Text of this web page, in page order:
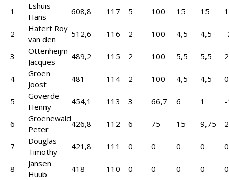
1
Eshuis
Hans
608,8 117 5 100 15 15 1
2
Hatert Roy
van den
512,6 116 2 100 4,5 4,5
3
Ottenheijm
Jacques
489,2 115 2 100 5,5 5,5 2
4
Groen
Joost
481 114 2 100 4,5 4,5 0
5
Goverde
Henny
454,1 113 3 66,7 6 1
6
Groenewald
Peter
426,8 112 6 75 15 9,75 2
7
Douglas
Timothy
421,8 111 0 0 0 0 0
8
Jansen
Huub
418 110 0 0 0 0 0